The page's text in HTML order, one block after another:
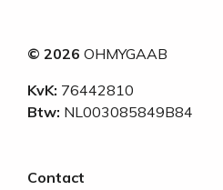
© 2026 OHMYGAAB
KvK: 76442810
Btw: NL003085849B84
Contact